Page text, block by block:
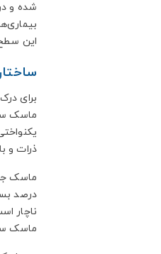
این
برای
ماسک
ذرات و
درصد
ناچار
ماسک